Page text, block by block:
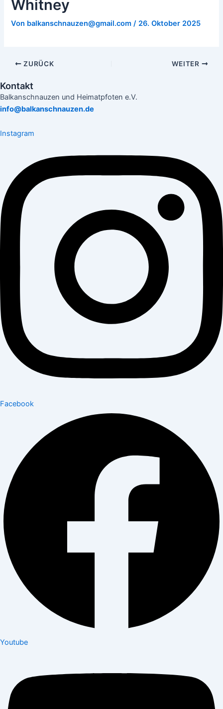
Whitney
Von balkanschnauzen@gmail.com/ 26. Oktober 2025
ZURÜCK WEITER
Kontakt
Balkanschnauzen und Heimatpfoten e.V.
info@balkanschnauzen.de
Instagram
Facebook
Youtube